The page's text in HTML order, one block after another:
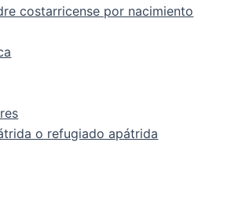
costarricense por nacimiento
o refugiado apátrida